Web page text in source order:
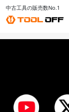
中古工具の販売数No.1